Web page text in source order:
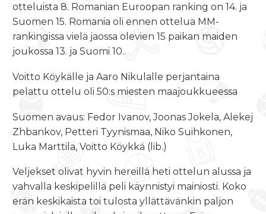
otteluista 8. Romanian Euroopan ranking on 14. ja
Suomen 15. Romania oli ennen ottelua MM-
rankingissa vielä jaossa olevien 15 paikan maiden
joukossa 13. ja Suomi 10..
Voitto Köykälle ja Aaro Nikulalle perjantaina
pelattu ottelu oli 50:s miesten maajoukkueessa
Suomen avaus: Fedor Ivanov, Joonas Jokela, Alekej
Zhbankov, Petteri Tyynismaa, Niko Suihkonen,
Luka Marttila, Voitto Köykkä (lib.)
Veljekset olivat hyvin hereillä heti ottelun alussa ja
vahvalla keskipelillä peli käynnistyi mainiosti. Koko
erän keskikaista toi tulosta yllättävänkin paljon